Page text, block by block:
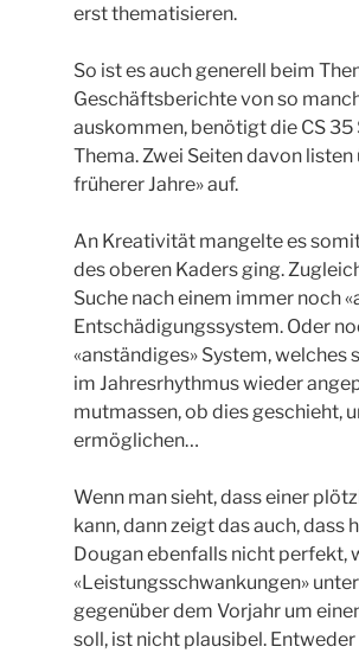
erst thematisieren.
So ist es auch generell beim
Geschäftsberichte von so
auskommen, benötigt die CS 35
Thema. Zwei Seiten davon
früherer Jahre» auf.
An Kreativität mangelte es
des oberen Kaders ging.
Suche nach einem immer noch
Entschädigungssystem. Oder
«anständiges» System,
im Jahresrhythmus wieder
mutmassen, ob dies geschieht,
ermöglichen…
Wenn man sieht, dass einer
kann, dann zeigt das auch, dass
Dougan ebenfalls nicht perfekt,
«Leistungsschwankungen»
gegenüber dem Vorjahr um
soll, ist nicht plausibel.